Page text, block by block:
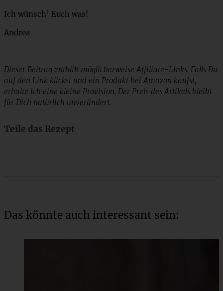
Ich wünsch’ Euch was!
Andrea
Dieser Beitrag enthält möglicherweise Affiliate-Links. Falls Du
auf den Link klickst und ein Produkt bei Amazon kaufst,
erhalte ich eine kleine Provision. Der Preis des Artikels bleibt
für Dich natürlich unverändert.
Teile das Rezept
Das könnte auch interessant sein: